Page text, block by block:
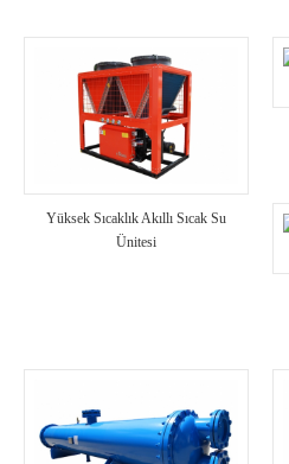
Yüksek Sıcaklık Akıllı Sıcak Su
Ünitesi